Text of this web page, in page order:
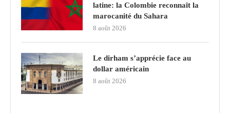
latine: la Colombie reconnaît la
marocanité du Sahara
8 août 2026
Le dirham s’apprécie face au
dollar américain
8 août 2026